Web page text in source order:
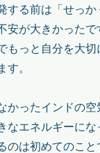
する前は「せっ
安が大きかったで
もっと自分を大
す。
かったインドの
なエネルギーに
のは初めてのこ